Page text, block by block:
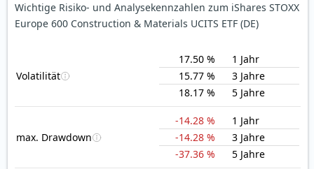
Wichtige Risiko- und Analysekennzahlen zum iShares STOXX
Europe 600 Construction & Materials UCITS ETF (DE)
Volatilität
17.50 %
1 Jahr
15.77 %
3 Jahre
18.17 %
5 Jahre
max. Drawdown
-14.28 %
1 Jahr
-14.28 %
3 Jahre
-37.36 %
5 Jahre